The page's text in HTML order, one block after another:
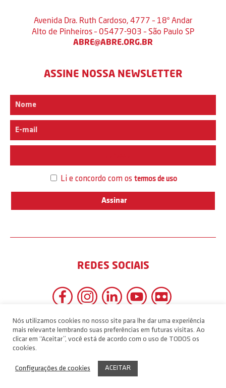
Avenida Dra. Ruth Cardoso, 4777 – 18º Andar
Alto de Pinheiros – 05477-903 – São Paulo SP
ABRE@ABRE.ORG.BR
ASSINE NOSSA NEWSLETTER
Li e concordo com os termos de uso
REDES SOCIAIS
Nós utilizamos cookies no nosso site para lhe dar uma experiência
mais relevante lembrando suas preferências em futuras visitas. Ao
clicar em “Aceitar”, você está de acordo com o uso de TODOS os
cookies.
Configurações de cookies ACEITAR